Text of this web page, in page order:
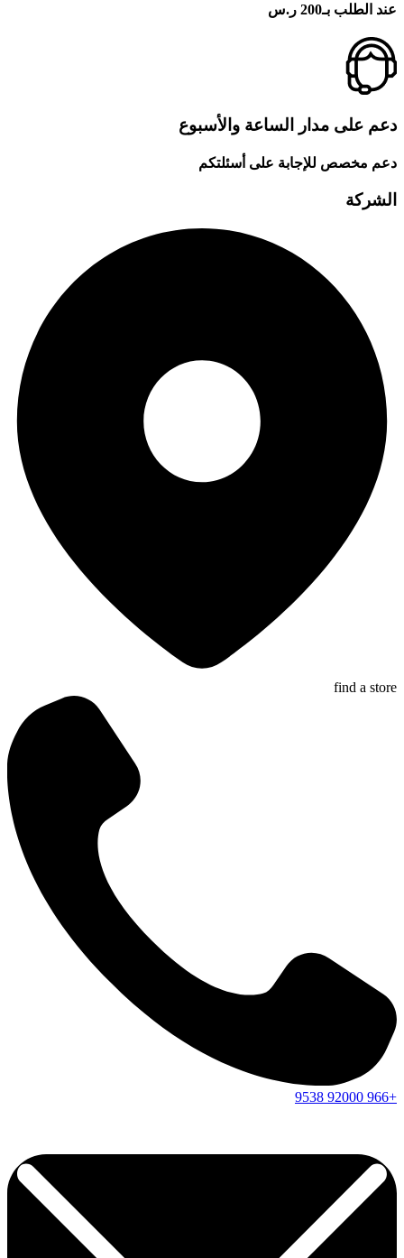
عند الطلب بـ200 ر.س
دعم على مدار الساعة والأسبوع
دعم مخصص للإجابة على أسئلتكم
الشركة
find a store
+966
92000
9538